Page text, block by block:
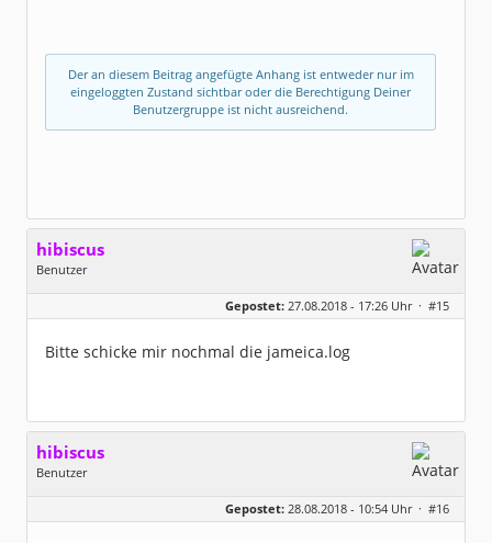
Der an diesem Beitrag angefügte Anhang ist entweder nur im
eingeloggten Zustand sichtbar oder die Berechtigung Deiner
Benutzergruppe ist nicht ausreichend.
hibiscus
Benutzer
Geschlecht:
keine Angabe
Homepage:
willuhn.de/
Dabei seit:
03 / 2005
Gepostet: 27.08.2018 - 17:26 Uhr · #15
Bitte schicke mir nochmal die jameica.log
hibiscus
Benutzer
Homepage:
willuhn.de/
Gepostet: 28.08.2018 - 10:54 Uhr · #16